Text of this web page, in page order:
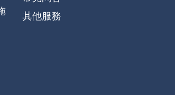
其他服務